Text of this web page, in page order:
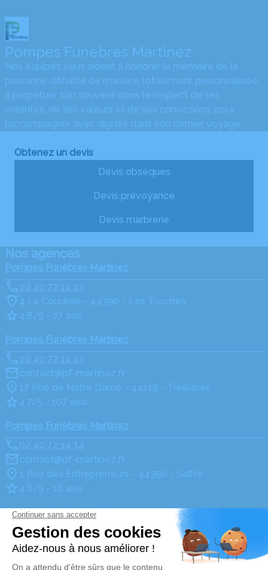
Pompes Funèbres Martinez
Nos équipes vous aident à honorer la mémoire de la
personne défunte de manière totalement personnalisée,
à perpétuer son souvenir dans le respect de ses
volontés, de ses valeurs et de ses convictions, pour
l’accompagner avec dignité dans son dernier voyage.
Obtenez un devis
Devis obsèques
Devis prévoyance
Devis marbrerie
Nos agences
Pompes Funèbres Martinez
02 40 72 14 14
4 La Coudraie - 44390 - Les Touches
4.8/5 - 27 avis
Pompes Funèbres Martinez
02 40 72 14 14
contact@pf-martinez.fr
17 Rue de Notre Dame - 44119 - Treillières
4.7/5 - 107 avis
Pompes Funèbres Martinez
02 40 72 14 14
contact@pf-martinez.fr
1 Rue des Entrepreneurs - 44390 - Saffré
4.6/5 - 16 avis
Pompes Funèbres Martinez
02 40 72 14 14
contact@pf-martinez.fr
1, Avenue des Fauvettes - 44390 - Nort-sur-Erdre